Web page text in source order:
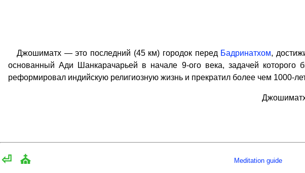
Джошиматх — это последний (45 км) городок перед Бадринатхом,
основанный Ади Шанкарачарьей в начале 9-ого века, задачей которого
реформировал индийскую религиозную жизнь и прекратил более чем 1000-
⏎ ⛪ Meditation guide